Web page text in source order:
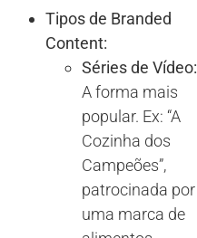
Tipos de Branded
Content:
Séries de Vídeo:
A forma mais
popular. Ex: “A
Cozinha dos
Campeões”,
patrocinada por
uma marca de